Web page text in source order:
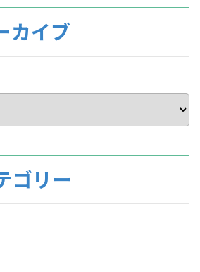
カイブ
ゴリー